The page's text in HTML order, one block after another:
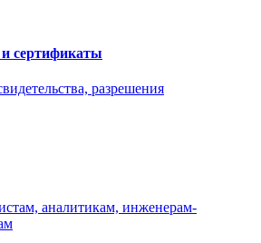
сертификаты
разрешения
аналитикам, инженерам-